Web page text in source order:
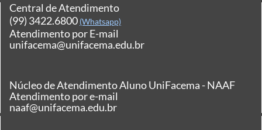
Central de Atendimento
(99) 3422.6800 (Whatsapp)
Atendimento por E-mail
unifacema@unifacema.edu.br
Núcleo de Atendimento Aluno UniFacema - NAAF
Atendimento por e-mail
naaf@unifacema.edu.br